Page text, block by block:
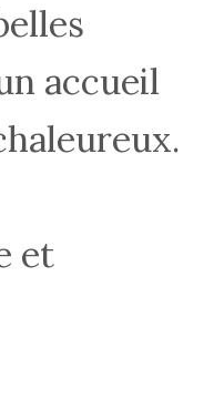
accueil
et